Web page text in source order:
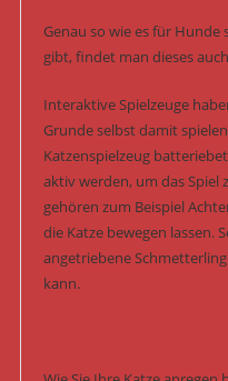
Genau so wie es für
gibt, findet man dieses
Interaktive Spielzeuge
Grunde selbst damit
Katzenspielzeug
aktiv werden, um das Spiel
gehören zum Beispiel
die Katze bewegen lassen.
angetriebene
kann.